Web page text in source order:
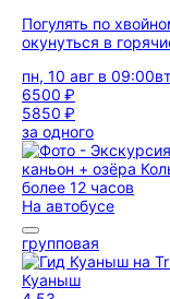
Погулять по
окунуться в
пн, 10 авг в 09:00
6500 ₽
5850 ₽
за одного
более 12 часов
На автобусе
групповая
Куаныш